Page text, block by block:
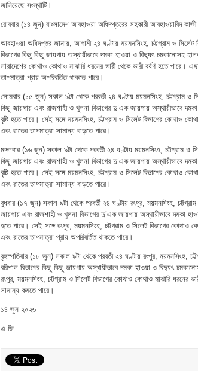
জানিয়েছে সংস্থাটি।
রোববার (১৪ জুন) বাংলাদেশ আবহাওয়া অধিদপ্তরের সহকারী আবহাওয়াবিদ
আবহাওয়া অধিদপ্তর জানায়, আগামী ২৪ ঘণ্টায় ময়মনসিংহ, চট্টগ্রাম ও সিলেট
বিভাগের কিছু কিছু জায়গায় অস্থায়ীভাবে দমকা হাওয়া ও বিদ্যুৎ চমকানোসহ
সারাদেশের কোথাও কোথাও মাঝারি ধরনের ভারী থেকে ভারী বর্ষণ হতে পারে।
তাপমাত্রা প্রায় অপরিবর্তিত থাকতে পারে।
সোমবার (১৫ জুন) সকাল ৯টা থেকে পরবর্তী ২৪ ঘণ্টায় ময়মনসিংহ, চট্টগ্রাম ও
কিছু জায়গায় এবং রাজশাহী ও খুলনা বিভাগের দু’এক জায়গায় অস্থায়ীভাবে
বৃষ্টি হতে পারে। সেই সঙ্গে ময়মনসিংহ, চট্টগ্রাম ও সিলেট বিভাগের কোথাও
এবং রাতের তাপমাত্রা সামান্য বাড়তে পারে।
মঙ্গলবার (১৬ জুন) সকাল ৯টা থেকে পরবর্তী ২৪ ঘণ্টায় ময়মনসিংহ, চট্টগ্রাম ও
কিছু জায়গায় এবং রাজশাহী ও খুলনা বিভাগের দু’এক জায়গায় অস্থায়ীভাবে
বৃষ্টি হতে পারে। সেই সঙ্গে ময়মনসিংহ, চট্টগ্রাম ও সিলেট বিভাগের কোথাও
এবং রাতের তাপমাত্রা সামান্য বাড়তে পারে।
বুধবার (১৭ জুন) সকাল ৯টা থেকে পরবর্তী ২৪ ঘণ্টায় রংপুর, ময়মনসিংহ,
জায়গায় এবং রাজশাহী ও খুলনা বিভাগের দু’এক জায়গায় অস্থায়ীভাবে দমকা
হতে পারে। সেই সঙ্গে রংপুর, ময়মনসিংহ, চট্টগ্রাম ও সিলেট বিভাগের কোথাও
এবং রাতের তাপমাত্রা প্রায় অপরিবর্তিত থাকতে পারে।
বৃহস্পতিবার (১৮ জুন) সকাল ৯টা থেকে পরবর্তী ২৪ ঘণ্টায় রংপুর, ময়মনসিংহ,
বরিশাল বিভাগের কিছু কিছু জায়গায় অস্থায়ীভাবে দমকা হাওয়া ও বিদ্যুৎ
রংপুর, ময়মনসিংহ, চট্টগ্রাম ও সিলেট বিভাগের কোথাও কোথাও মাঝারি ধরনের
সামান্য কমতে পারে।
১৪ জুন ২০২৬
এ জি